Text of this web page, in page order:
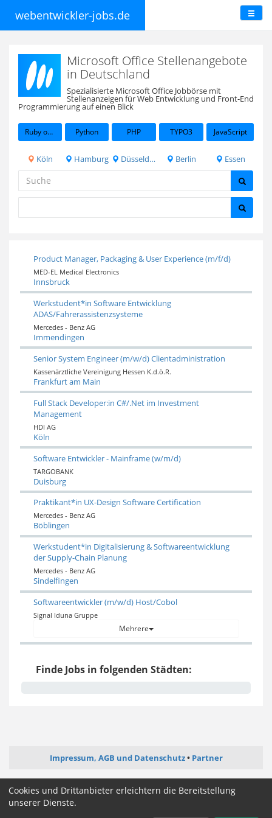
webentwickler-jobs.de
Microsoft Office Stellenangebote
in Deutschland
Spezialisierte Microsoft Office Jobbörse mit
Stellenanzeigen für Web Entwicklung und Front-End
Programmierung auf einen Blick
Ruby on Rails Python PHP TYPO3 JavaScript
Köln Hamburg Düsseldorf Berlin Essen
Product Manager, Packaging & User Experience (m/f/d)
MED-EL Medical Electronics
Innsbruck
Werkstudent*in Software Entwicklung
ADAS/Fahrerassistenzsysteme
Mercedes - Benz AG
Immendingen
Senior System Engineer (m/w/d) Clientadministration
Kassenärztliche Vereinigung Hessen K.d.ö.R.
Frankfurt am Main
Full Stack Developer:in C#/.Net im Investment
Management
HDI AG
Köln
Software Entwickler - Mainframe (w/m/d)
TARGOBANK
Duisburg
Praktikant*in UX-Design Software Certification
Mercedes - Benz AG
Böblingen
Werkstudent*in Digitalisierung & Softwareentwicklung
der Supply-Chain Planung
Mercedes - Benz AG
Sindelfingen
Softwareentwickler (m/w/d) Host/Cobol
Signal Iduna Gruppe
Mehrere
Finde Jobs in folgenden Städten:
Impressum, AGB und Datenschutz Partner
ictjob.de administrator-jobs.de
softwareentwickler-jobs.de
Cookies und Drittanbieter erleichtern die Bereitstellung
unserer Dienste.